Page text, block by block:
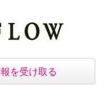
を受け取る